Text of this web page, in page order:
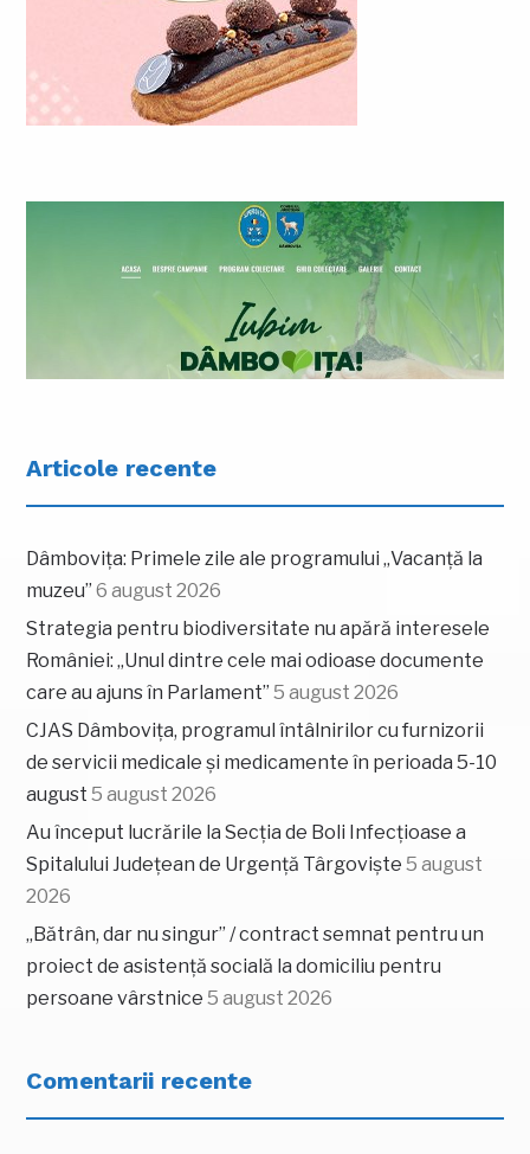
Articole recente
Dâmbovița: Primele zile ale programului „Vacanță la
muzeu” 6 august 2026
Strategia pentru biodiversitate nu apără interesele
României: „Unul dintre cele mai odioase documente
care au ajuns în Parlament” 5 august 2026
CJAS Dâmbovița, programul întâlnirilor cu furnizorii
de servicii medicale și medicamente în perioada 5-10
august 5 august 2026
Au început lucrările la Secția de Boli Infecțioase a
Spitalului Județean de Urgență Târgoviște 5 august
2026
„Bătrân, dar nu singur” / contract semnat pentru un
proiect de asistență socială la domiciliu pentru
persoane vârstnice 5 august 2026
Comentarii recente